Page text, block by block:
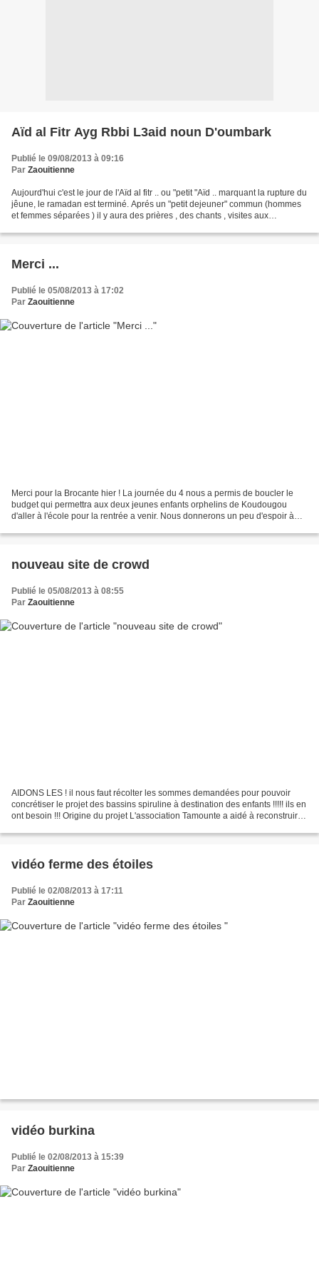
Aïd al Fitr Ayg Rbbi L3aid noun D'oumbark
Publié le 09/08/2013 à 09:16
Par Zaouitienne
Aujourd'hui c'est le jour de l'Aïd al fitr .. ou "petit "Aïd .. marquant la rupture du
jêune, le ramadan est terminé. Aprés un "petit dejeuner" commun (hommes
et femmes séparées ) il y aura des prières , des chants , visites aux
Merci ...
Publié le 05/08/2013 à 17:02
Par Zaouitienne
Merci pour la Brocante hier ! La journée du 4 nous a permis de boucler le
budget qui permettra aux deux jeunes enfants orphelins de Koudougou
d'aller à l'école pour la rentrée a venir. Nous donnerons un peu d'espoir à
nouveau site de crowd
Publié le 05/08/2013 à 08:55
Par Zaouitienne
AIDONS LES ! il nous faut récolter les sommes demandées pour pouvoir
concrétiser le projet des bassins spiruline à destination des enfants !!!!! ils en
ont besoin !!! Origine du projet L'association Tamounte a aidé à reconstruire
vidéo ferme des étoiles
Publié le 02/08/2013 à 17:11
Par Zaouitienne
vidéo burkina
Publié le 02/08/2013 à 15:39
Par Zaouitienne